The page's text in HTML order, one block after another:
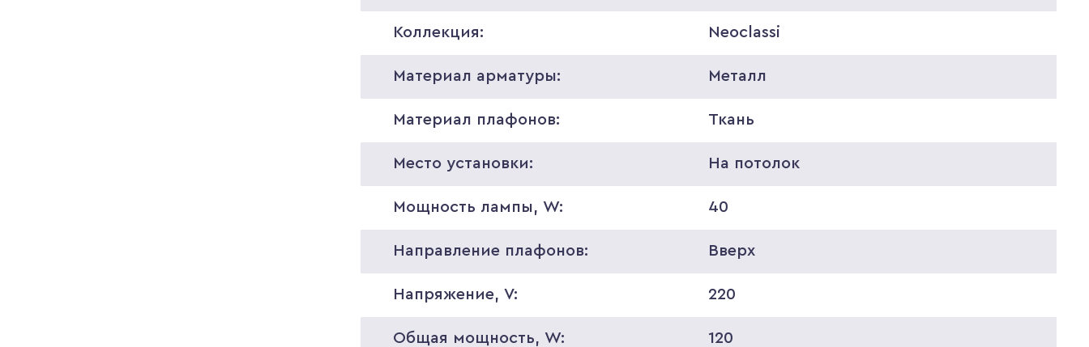
Коллекция: Neoclassi
Материал арматуры: Металл
Материал плафонов: Ткань
Место установки: На потолок
Мощность лампы, W: 40
Направление плафонов: Вверх
Напряжение, V: 220
Общая мощность, W: 120